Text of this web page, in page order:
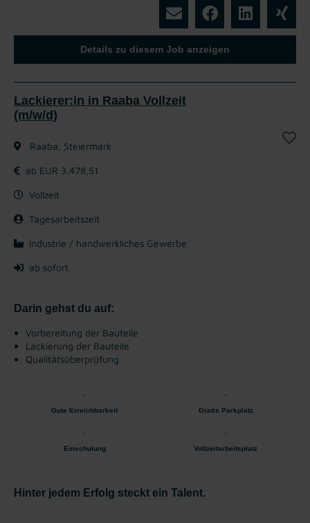
Details zu diesem Job anzeigen
Lackierer:in in Raaba Vollzeit
(m/w/d)
Raaba, Steiermark
ab EUR 3.478,51
Vollzeit
Tagesarbeitszeit
Industrie / handwerkliches Gewerbe
ab sofort
Darin gehst du auf:
Vorbereitung der Bauteile
Lackierung der Bauteile
Qualitätsüberprüfung
Gute Erreichbarkeit Gratis Parkplatz
Einschulung Vollzeitarbeitsplatz
Hinter jedem Erfolg steckt ein Talent.